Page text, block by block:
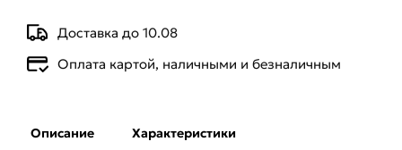
Доставка до 10.08
Оплата картой, наличными и безналичным
Описание Характеристики